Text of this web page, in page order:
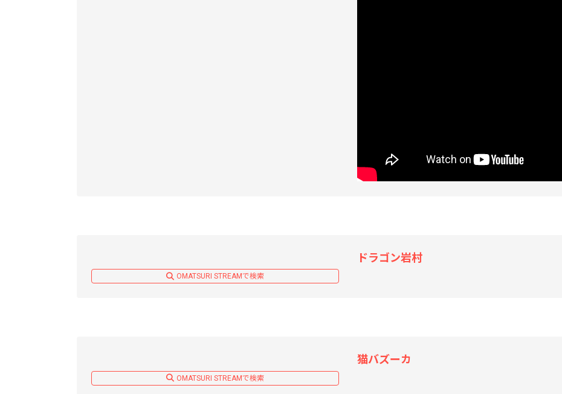
OMATSURI STREAMで検索
ドラゴン岩村
OMATSURI STREAMで検索
猫バズーカ